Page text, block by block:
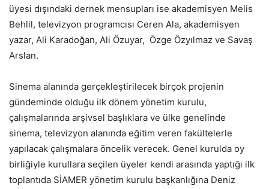
üyesi dışındaki dernek mensupları ise akademisyen Melis
Behlil, televizyon programcısı Ceren Ala, akademisyen
yazar, Ali Karadoğan, Ali Özuyar, Özge Özyılmaz ve Savaş
Arslan.
Sinema alanında gerçekleştirilecek birçok projenin
gündeminde olduğu ilk dönem yönetim kurulu,
çalışmalarında arşivsel başlıklara ve ülke genelinde
sinema, televizyon alanında eğitim veren fakültelerle
yapılacak çalışmalara öncelik verecek. Genel kurulda oy
birliğiyle kurullara seçilen üyeler kendi arasında yaptığı ilk
toplantıda SİAMER yönetim kurulu başkanlığına Deniz